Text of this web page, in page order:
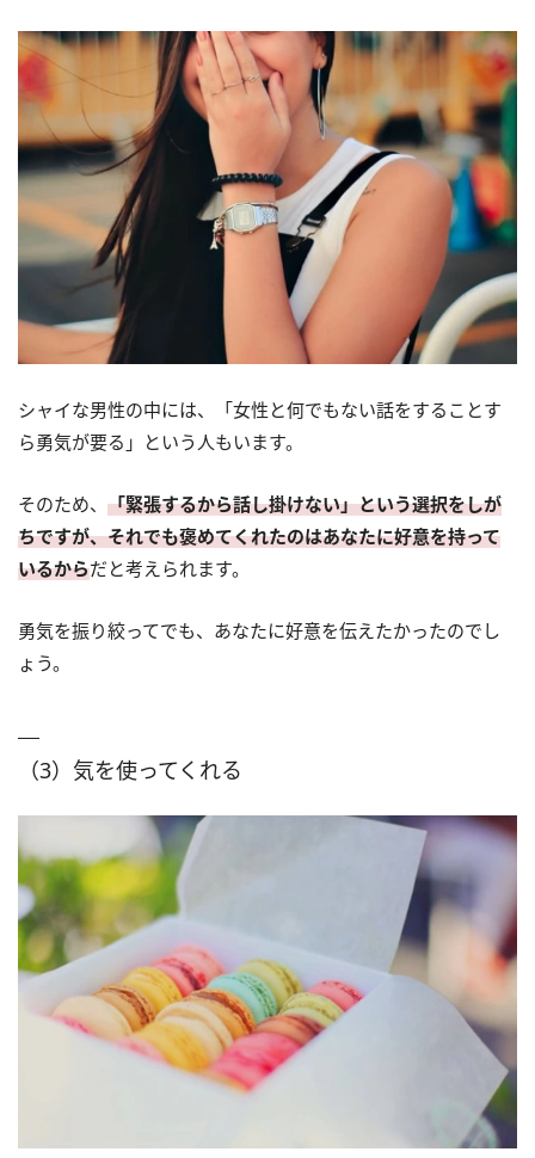
シャイな男性の中には、「女性と何でもない話をすることす
ら勇気が要る」という人もいます。
そのため、 「緊張するから話し掛けない」という選択をしが
ちですが、それでも褒めてくれたのはあなたに好意を持って
いるからだと考えられます。
勇気を振り絞ってでも、あなたに好意を伝えたかったのでし
ょう。
（3）気を使ってくれる